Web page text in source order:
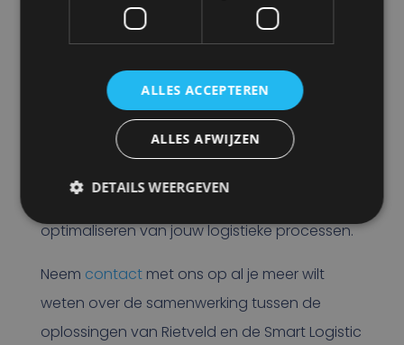
Daarnaast zijn ze gespecialiseerd in
emballagebeheer. Met hun kennis en
oplossingen helpen we je bij het juist
registreren en administreren van herbruikbare
transportitems met behulp van het product
optimaliseren van jouw logistieke processen.
Neem contact met ons op al je meer wilt
weten over de samenwerking tussen de
oplossingen van Rietveld en de Smart Logistic
ALLES ACCEPTEREN
ALLES AFWIJZEN
DETAILS WEERGEVEN